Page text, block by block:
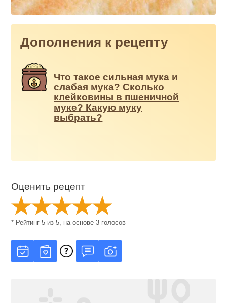
Дополнения к рецепту
Что такое сильная мука и
слабая мука? Сколько
клейковины в пшеничной
муке? Какую муку
выбрать?
Оценить рецепт
* Рейтинг5 из5, на основе3 голосов